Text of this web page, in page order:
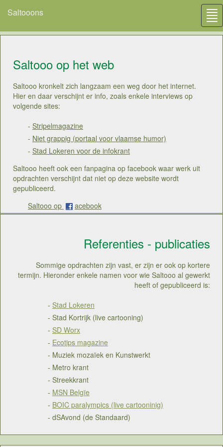
Saltooons
Saltooo op het web
Saltooo kronkelt zich langzaam een weg door het internet.
Hier en daar verschijnt er info, zoals enkele interviews op
volgende sites:
- Stripelmagazine
- Niet grappig (portaal voor vlaamse humor)
- Stad Lokeren voor de infokrant
Saltooo heeft ook een fanpagina op facebook waar werk uit
opdrachten verschijnt dat niet op deze website wordt
gepubliceerd.
Saltooo op
acebook
Referenties - publicaties
Sommige opdrachten zijn vast, er zijn er ook op kortere
termijn. Hieronder enkele namen voor wie Saltooo al gewerkt
heeft of gepubliceerd is:
- Stad Lokeren
- Stad Kortrijk (live cartooning)
- SD Worx
- Ecotips magazine
- Muziek mozaïek en Kunstwerkt
- Metro krant
- Streekkrant
- MSN Belgïe
- BOIC paralympics (live cartooninig)
- dSAvond (de Standaard)